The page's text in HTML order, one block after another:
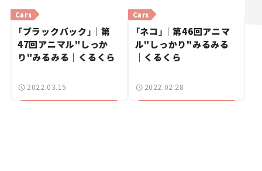
Cars
「ブラックバック」｜第
47回アニマル"しっか
り"みるみる｜くるくら
2022.03.15
Cars
「ネコ」｜第46回アニマ
ル"しっかり"みるみる
｜くるくら
2022.02.28